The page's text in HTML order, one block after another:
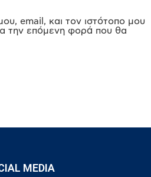
email, και τον ιστότοπο μου
την επόμενη φορά που θα
MEDIA